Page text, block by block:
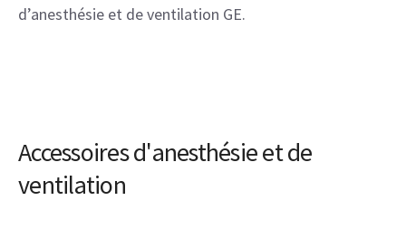
d’anesthésie et de ventilation GE.
Accessoires d'anesthésie et de
ventilation